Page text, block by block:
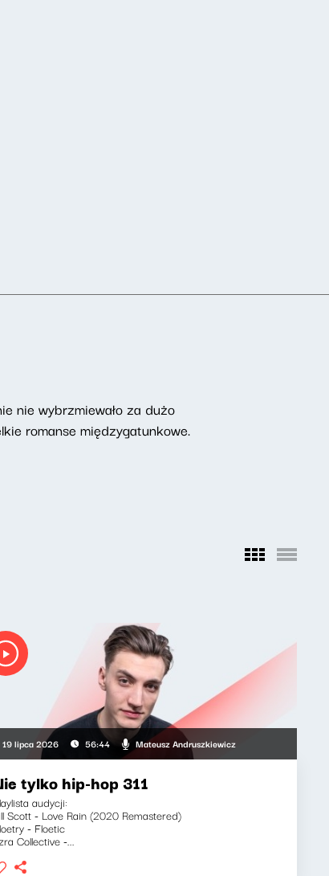
nie wybrzmiewało za dużo
romanse międzygatunkowe.
19 lipca 2026 56:44 Mateusz Andruszkiewicz
tylko hip-hop 311
audycji:
Scott - Love Rain (2020 Remastered)
- Floetic
Collective -...